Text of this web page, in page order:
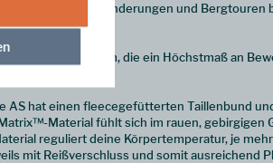
Muss für Wanderungen und Bergtouren
verbesserte Form, die ein Höchstmaß an
hat einen fleecegefütterten Taillenbund
Material fühlt sich im rauen, gebirgigen
reguliert deine Körpertemperatur, je
mit Reißverschluss und somit ausreichend